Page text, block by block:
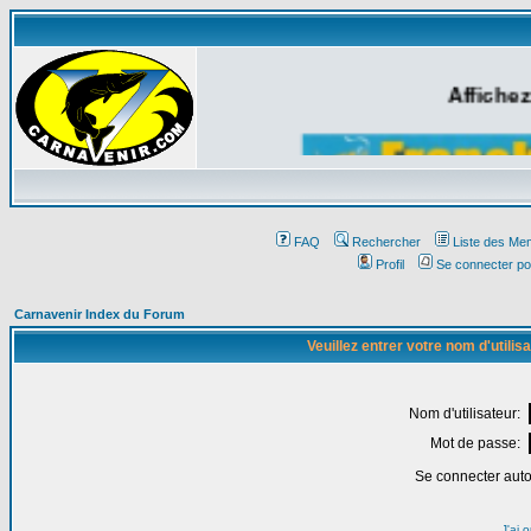
FAQ Rechercher
Liste des
Profil
Se connecter
Carnavenir Index du Forum
Veuillez entrer votre nom
Nom d'utilisateur:
Mot de passe:
Se connecter